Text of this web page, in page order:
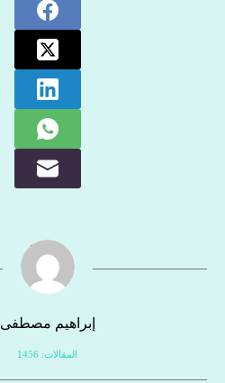
إبراهيم مصطفى
المقالات: 1456